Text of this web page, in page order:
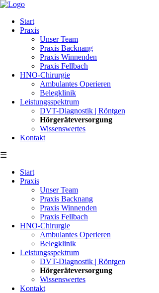
überspringen
Start
Praxis
Unser Team
Praxis Backnang
Praxis Winnenden
Praxis Fellbach
HNO-Chirurgie
Ambulantes Operieren
Belegklinik
Leistungsspektrum
DVT-Diagnostik | Röntgen
Hörgeräteversorgung
Wissenswertes
Kontakt
☰
überspringen
Start
Praxis
Unser Team
Praxis Backnang
Praxis Winnenden
Praxis Fellbach
HNO-Chirurgie
Ambulantes Operieren
Belegklinik
Leistungsspektrum
DVT-Diagnostik | Röntgen
Hörgeräteversorgung
Wissenswertes
Kontakt